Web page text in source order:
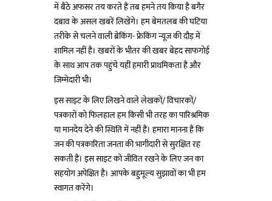
में बैठे अफसर तय करते हैं तब हमने तय किया है बगैर
दबाव के असल खबरें लिखेंगे। हम बेमतलब की घटिया
तरीके से चलने वाली ब्रेकिंग- फ्रेकिंग न्यूज की दौड़ में
शामिल नहीं है। खबरों के भीतर की खबर बेहद साफगोई
के साथ आप तक पहुंचे यहीं हमारी प्राथमिकता है और
जिम्मेदारी भी।
इस साइट के लिए लिखने वाले लेखकों/ विचारकों/
पत्रकारों को फिलहाल हम किसी भी तरह का पारिश्रमिक
या मानदेय देने की स्थिति में नहीं हैं। हमारा मानना है कि
जन की पत्रकारिता जनता की भागीदारी से सुरक्षित रह
सकती हैं। इस साइट को जीवित रखने के लिए जन का
सहयोग अपेक्षित है। आपके बहुमूल्य सुझावों का भी हम
स्वागत करेंगे।